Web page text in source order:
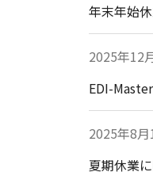
年末年始
2025年12
EDI-
2025年8月
夏期休業